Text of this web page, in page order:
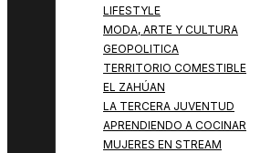
LIFESTYLE
MODA, ARTE Y CULTURA
GEOPOLITICA
TERRITORIO COMESTIBLE
EL ZAHÚAN
LA TERCERA JUVENTUD
APRENDIENDO A COCINAR
MUJERES EN STREAM